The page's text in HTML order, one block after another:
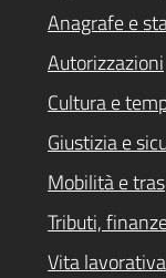
Anagrafe e
Autorizzazioni
Cultura e
Giustizia e
Mobilità e
Tributi,
Vita lavorativa